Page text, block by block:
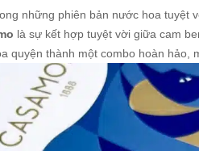
những phiên bản nước hoa tuyệt
là sự kết hợp tuyệt vời giữa cam
quyện thành một combo hoàn